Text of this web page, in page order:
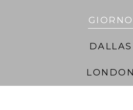
GIORNO
DALLAS
LONDON